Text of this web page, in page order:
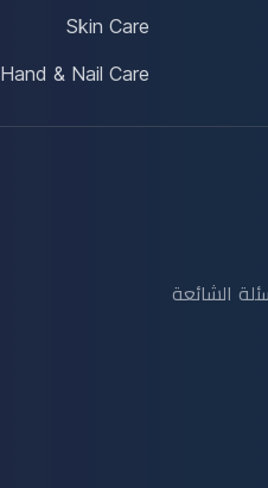
Skin Care
Hand & Nail Care
الشائعة